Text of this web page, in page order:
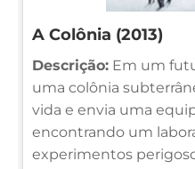
A Colônia (2013)
Descrição: Em um
uma colônia
vida e envia uma
encontrando um
experimentos